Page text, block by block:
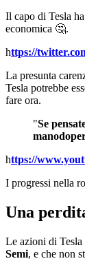
Il capo di Tesla
economica 🤔.
https://
La presunta
Tesla potrebbe
fare ora.
"Se
https://
I progressi nella
Una
Le azioni di Tesla
Semi, e che non